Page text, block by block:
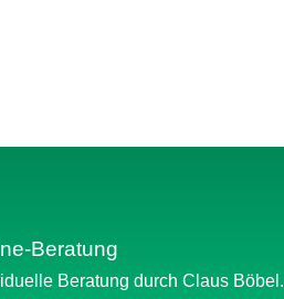
Beratung
Beratung durch Claus Böbel.